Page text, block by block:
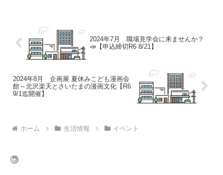
2024年7月 職場見学会に来ませんか？
📣【申込締切R6 8/21】
2024年8月 企画展 夏休みこども漫画会
館～北沢楽天とさいたまの漫画文化【R6
9/1迄開催】
ホーム 生活情報 イベント